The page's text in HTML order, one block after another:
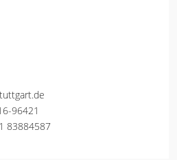
96421
83884587